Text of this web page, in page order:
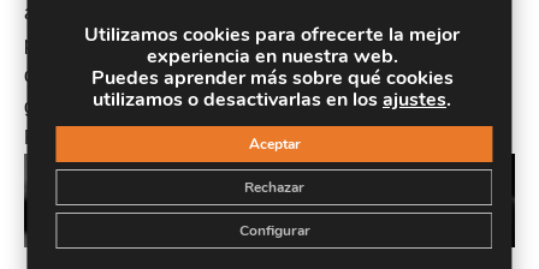
aplicación en el área de empresa, y además para
profesionales de los distintos sectores industriales que
quieran desempeñar puestos de responsabilidad de
gestión de la producción en departamentos de
Fabricación y de Mejora Continua.
Utilizamos cookies para ofrecerte la mejor
experiencia en nuestra web.
Puedes aprender más sobre qué cookies
utilizamos o desactivarlas en losajustes.
Aceptar
Rechazar
Configurar